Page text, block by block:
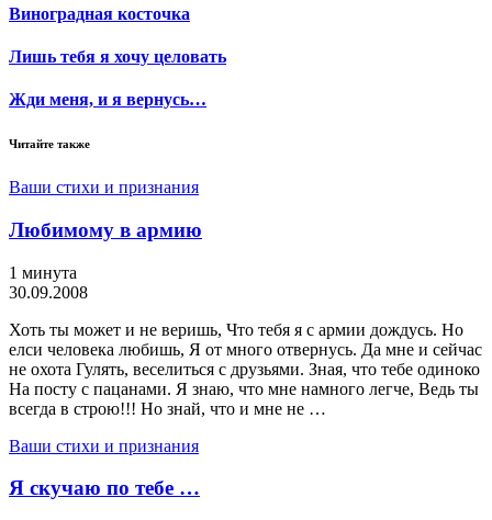
Виноградная косточка
Лишь тебя я хочу целовать
Жди меня, и я вернусь…
Читайте также
Ваши стихи и признания
Любимому в армию
1 минута
30.09.2008
Хоть ты может и не веришь, Что тебя я с армии дождусь. Но
елси человека любишь, Я от много отвернусь. Да мне и сейчас
не охота Гулять, веселиться с друзьями. Зная, что тебе одиноко
На посту с пацанами. Я знаю, что мне намного легче, Ведь ты
всегда в строю!!! Но знай, что и мне не …
Ваши стихи и признания
Я скучаю по тебе …